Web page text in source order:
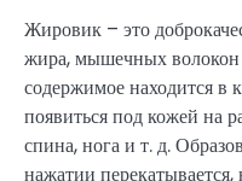
Жировик – это
жира, мышечных
содержимое находится в
появиться под кожей на
спина, нога и т. д.
нажатии